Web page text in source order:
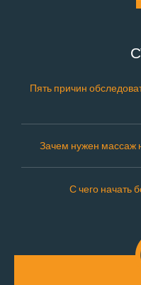
Пять причин
Зачем нужен массаж
С чего начать